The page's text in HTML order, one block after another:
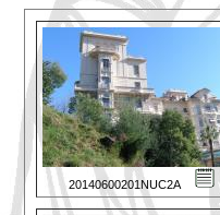
20140600201NUC2A